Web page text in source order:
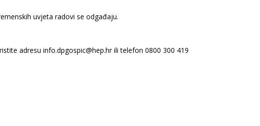
uvjeta radovi se odgađaju.
adresu info.dpgospic@hep.hr ili telefon 0800 300 419